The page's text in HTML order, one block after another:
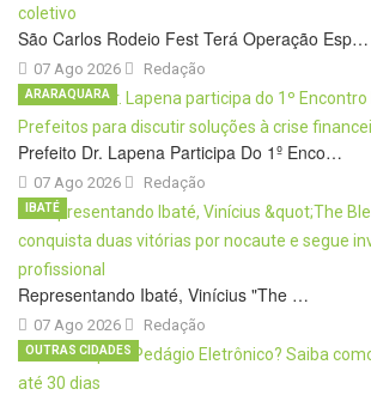
São Carlos Rodeio Fest Terá Operação Esp…
07 Ago 2026 Redação
Prefeito Dr. Lapena Participa Do 1º Enco…
07 Ago 2026
ARARAQUARA
Redação
Representando Ibaté, Vinícius "The …
07 Ago 2026
IBATÉ
Redação
OUTRAS CIDADES